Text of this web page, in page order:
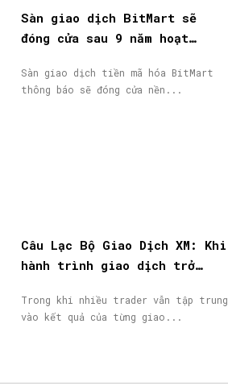
Sàn giao dịch BitMart sẽ
đóng cửa sau 9 năm hoạt
Sàn giao dịch tiền mã hóa BitMart
thông báo sẽ đóng cửa nền...
Câu Lạc Bộ Giao Dịch XM: Khi
hành trình giao dịch trở
nhận
Trong khi nhiều trader vẫn tập trung
vào kết quả của từng giao...